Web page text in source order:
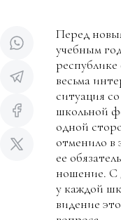
Перед
учебным
республике
весьма
ситуация со
школьной
одной
отменило в
ее
ношение. С
у каждой
видение